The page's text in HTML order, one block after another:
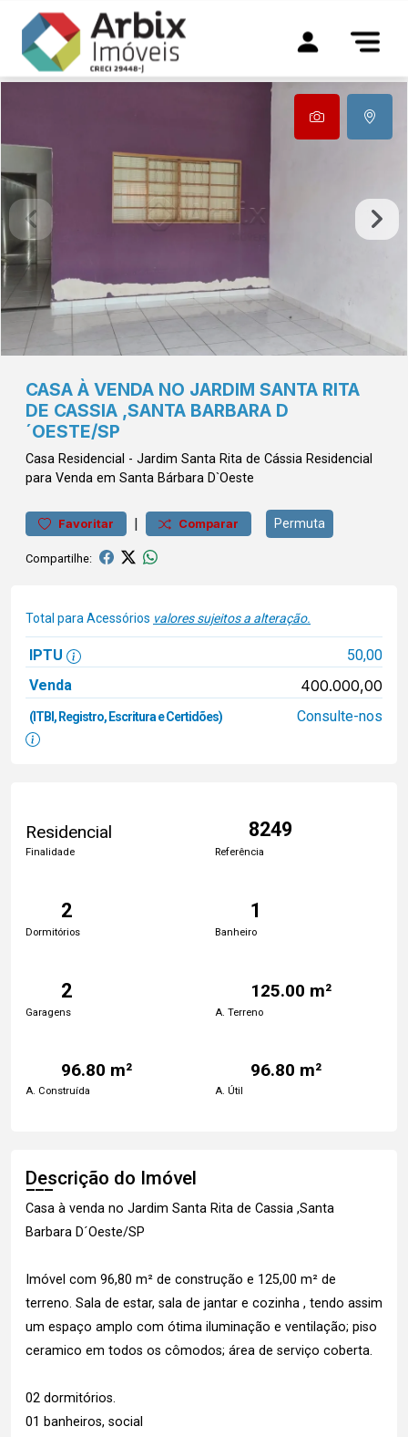
CASA À VENDA NO JARDIM SANTA RITA
DE CASSIA ,SANTA BARBARA D
´OESTE/SP
Casa Residencial - Jardim Santa Rita de Cássia Residencial
para Venda em Santa Bárbara D`Oeste
Favoritar | Comparar Permuta
Compartilhe:
Total para Acessórios valores sujeitos a alteração.
IPTU
50,00
Venda
400.000,00
(ITBI, Registro, Escritura e Certidões) Consulte-nos
Residencial
Finalidade
8249
Referência
2
Dormitórios
1
Banheiro
2
Garagens
125.00 m²
A. Terreno
96.80 m²
A. Construída
96.80 m²
A. Útil
Descrição do Imóvel
Casa à venda no Jardim Santa Rita de Cassia ,Santa
Barbara D´Oeste/SP
Imóvel com 96,80 m² de construção e 125,00 m² de
terreno. Sala de estar, sala de jantar e cozinha , tendo assim
um espaço amplo com ótima iluminação e ventilação; piso
ceramico em todos os cômodos; área de serviço coberta.
02 dormitórios.
01 banheiros, social